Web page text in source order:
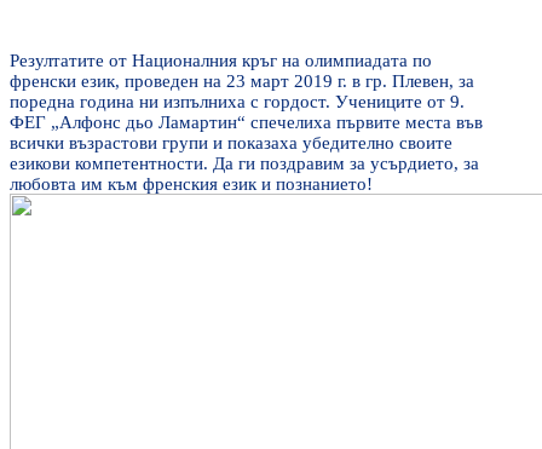
Резултатите от Националния кръг на олимпиадата по
френски език, проведен на 23 март 2019 г. в гр. Плевен, за
поредна година ни изпълниха с гордост. Учениците от 9.
ФЕГ „Алфонс дьо Ламартин“ спечелиха първите места във
всички възрастови групи и показаха убедително своите
езикови компетентности. Да ги поздравим за усърдието, за
любовта им към френския език и познанието!